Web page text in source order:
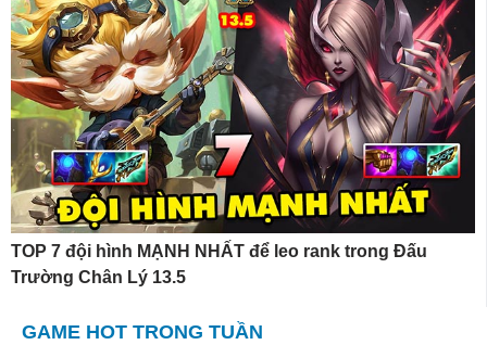
TOP 7 đội hình MẠNH NHẤT để leo rank trong Đấu
Trường Chân Lý 13.5
GAME HOT TRONG TUẦN